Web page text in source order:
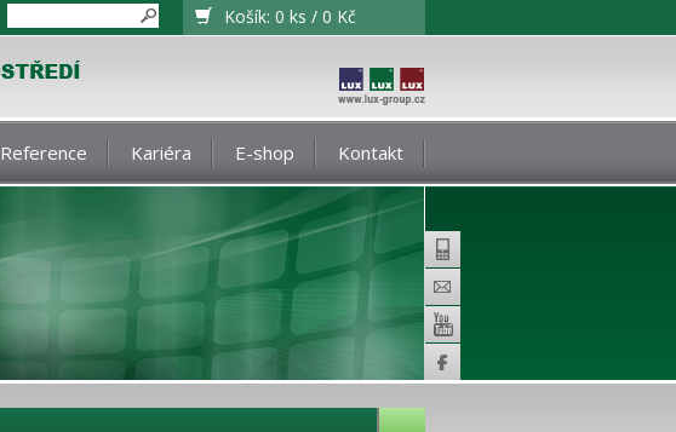
Košík: 0 ks / 0 Kč
Reference Kariéra E-shop Kontakt
Telefon
E-
mail
Youtube